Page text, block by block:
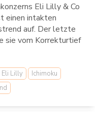
Eli Lilly & Co
einen intakten
auf. Der letzte
sie vom Korrekturtief
Eli Lilly
Ichimoku